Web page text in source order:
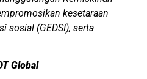
kesetaraan
sosial (GEDSI), serta
Global